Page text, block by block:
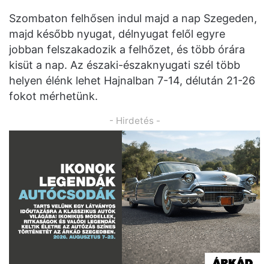
Szombaton felhősen indul majd a nap Szegeden,
majd később nyugat, délnyugat felől egyre
jobban felszakadozik a felhőzet, és több órára
kisüt a nap. Az északi-északnyugati szél több
helyen élénk lehet Hajnalban 7-14, délután 21-26
fokot mérhetünk.
- Hirdetés -